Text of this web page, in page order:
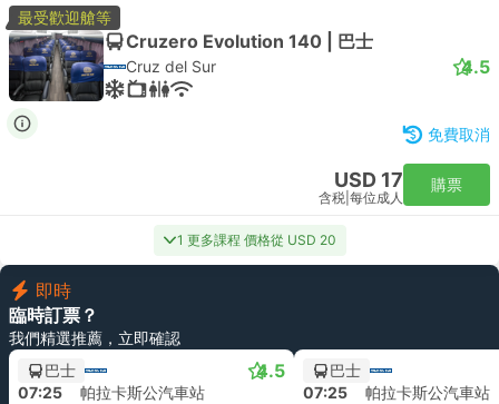
最受歡迎艙等
Cruzero Evolution 140 | 巴士
Cruz del Sur 4.5
免費取消
USD 17
含税 每位成人
購票
1 更多課程 價格從 USD 20
即時
臨時訂票？
我們精選推薦，立即確認
巴士
4.5
07:25 帕拉卡斯公汽車站
巴士
07:25
帕拉卡斯公汽車站